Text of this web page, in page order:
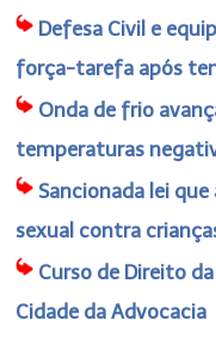
Defesa Civil e
força-tarefa após
Onda de frio
temperaturas
Sancionada lei
sexual contra
Curso de Direito
Cidade da Advocacia